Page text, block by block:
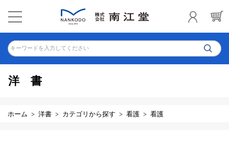
キーワードを入力してください
洋書
ホーム 洋書 カテゴリから探す 看護 看護